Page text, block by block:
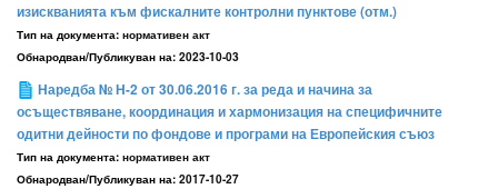
изискванията към фискалните контролни пунктове (отм.)
Тип на документа: нормативен акт
Обнародван/Публикуван на: 2023-10-03
Наредба № Н-2 от 30.06.2016 г. за реда и начина за
осъществяване, координация и хармонизация на специфичните
одитни дейности по фондове и програми на Европейския съюз
Тип на документа: нормативен акт
Обнародван/Публикуван на: 2017-10-27